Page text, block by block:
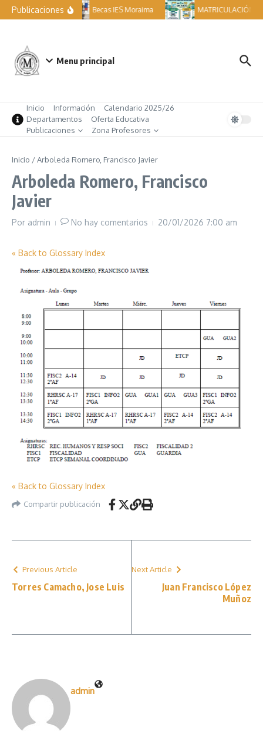
Saltar al contenido
Publicaciones Becas IES Moraima MATRICULACIÓN
Menu principal
Inicio Información
Calendario 2025/26
Departamentos
Oferta Educativa
Publicaciones
Zona Profesores
Inicio /Arboleda Romero, Francisco Javier
Arboleda Romero, Francisco
Javier
Por admin No hay comentarios 20/01/2026 7:00 am
« Back to Glossary Index
« Back to Glossary Index
Compartir publicación
Previous Article
Torres Camacho, Jose Luis
Next Article
Juan Francisco López
Muñoz
admin